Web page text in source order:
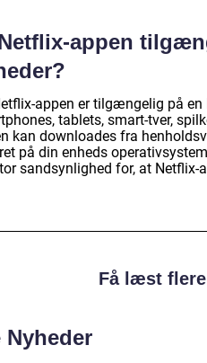
appen
appen er tilgængelig på en
tablets, smart-tver,
kan downloades fra
på din enheds
sandsynlighed for, at Netflix-
Få læst
Nyheder